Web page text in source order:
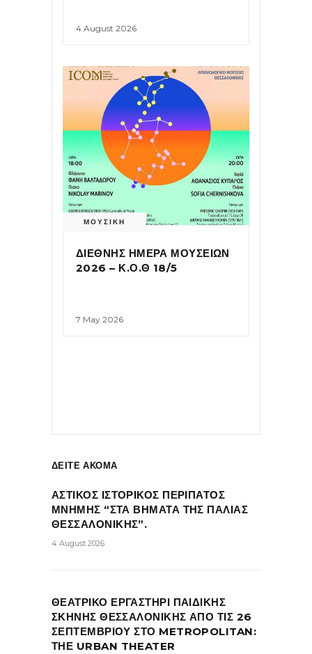
4 August 2026
ΜΟΥΣΙΚΗ
ΔΙΕΘΝΗΣ ΗΜΕΡΑ ΜΟΥΣΕΙΩΝ
2026 – Κ.Ο.Θ 18/5
7 May 2026
ΔΕΙΤΕ ΑΚΟΜΑ
ΑΣΤΙΚΟΣ ΙΣΤΟΡΙΚΟΣ ΠΕΡΙΠΑΤΟΣ
ΜΝΗΜΗΣ “ΣΤΑ ΒΗΜΑΤΑ ΤΗΣ ΠΑΛΙΑΣ
ΘΕΣΣΑΛΟΝΙΚΗΣ”.
4 August 2026
ΘΕΑΤΡΙΚΟ ΕΡΓΑΣΤΗΡΙ ΠΑΙΔΙΚΗΣ
ΣΚΗΝΗΣ ΘΕΣΣΑΛΟΝΙΚΗΣ ΑΠΟ ΤΙΣ 26
ΣΕΠΤΕΜΒΡΙΟΥ ΣΤΟ METROPOLITAN:
ΤΗΕ URBAN THEATER